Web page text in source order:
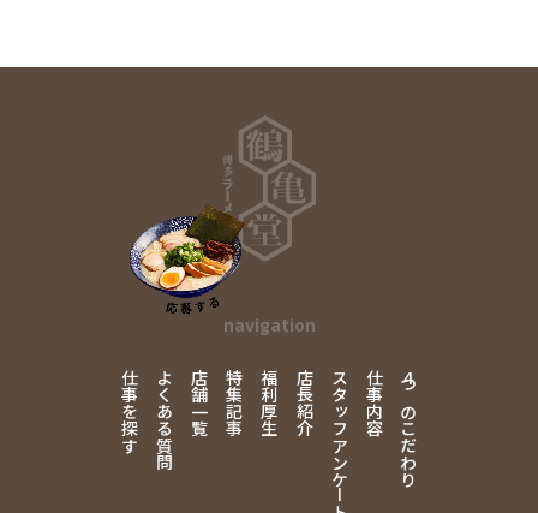
navigation
4
つのこだわり
仕事内容
スタッフアンケート
店長紹介
福利厚生
特集記事
店舗一覧
よくある質問
仕事を探す